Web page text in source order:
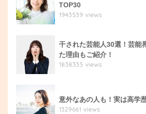
TOP30
1943539 views
干された芸能人30選！芸能
た理由もご紹介！
1838335 views
意外なあの人も！実は高学
1329661 views